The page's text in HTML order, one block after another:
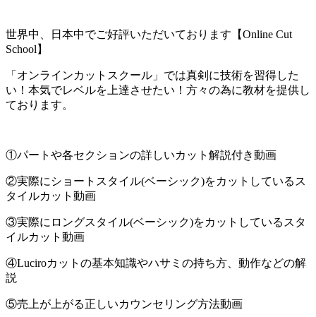
世界中、日本中でご好評いただいております【Online Cut
School】
「オンラインカットスクール」では真剣に技術を習得した
い！本気でレベルを上達させたい！方々の為に教材を提供し
ております。
①パートや各セクションの詳しいカット解説付き動画
②実際にショートスタイル(ベーシック)をカットしているス
タイルカット動画
③実際にロングスタイル(ベーシック)をカットしているスタ
イルカット動画
④Luciroカットの基本知識やハサミの持ち方、動作などの解
説
⑤売上が上がる正しいカウンセリング方法動画